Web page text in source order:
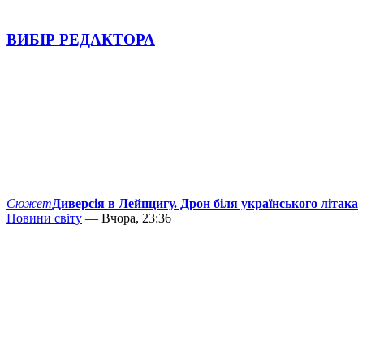
ВИБІР РЕДАКТОРА
СюжетДиверсія в Лейпцигу. Дрон біля українського літака
Новини світу — Вчора, 23:36